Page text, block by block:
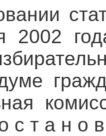
2002
с т а н о